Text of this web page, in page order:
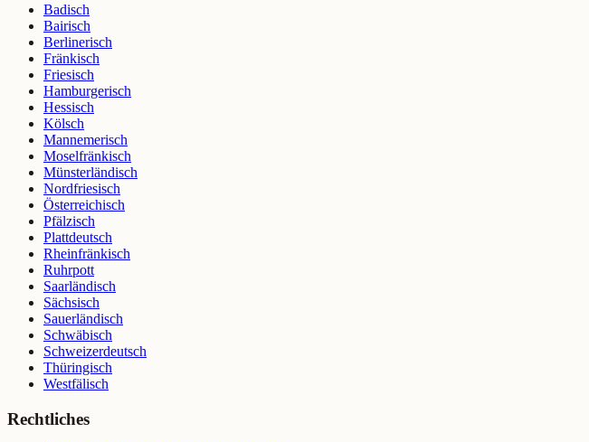
Badisch
Bairisch
Berlinerisch
Fränkisch
Friesisch
Hamburgerisch
Hessisch
Kölsch
Mannemerisch
Moselfränkisch
Münsterländisch
Nordfriesisch
Österreichisch
Pfälzisch
Plattdeutsch
Rheinfränkisch
Ruhrpott
Saarländisch
Sächsisch
Sauerländisch
Schwäbisch
Schweizerdeutsch
Thüringisch
Westfälisch
Rechtliches